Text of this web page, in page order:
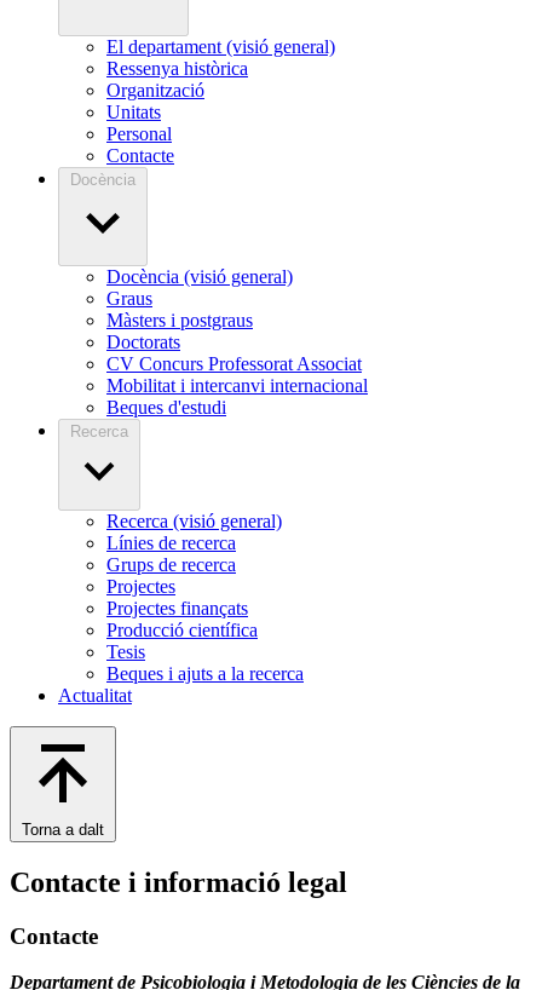
El departament (visió general)
Ressenya històrica
Organització
Unitats
Personal
Contacte
Docència
Docència (visió general)
Graus
Màsters i postgraus
Doctorats
CV Concurs Professorat Associat
Mobilitat i intercanvi internacional
Beques d'estudi
Recerca
Recerca (visió general)
Línies de recerca
Grups de recerca
Projectes
Projectes finançats
Producció científica
Tesis
Beques i ajuts a la recerca
Actualitat
Torna a dalt
Contacte i informació legal
Contacte
Departament de Psicobiologia i Metodologia de les Ciències de la